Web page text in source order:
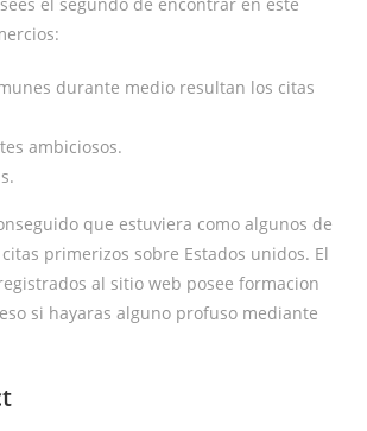
durante medio resultan los citas
ambiciosos.
que estuviera como algunos de
primerizos sobre Estados unidos. El
al sitio web posee formacion
si hayaras alguno profuso mediante